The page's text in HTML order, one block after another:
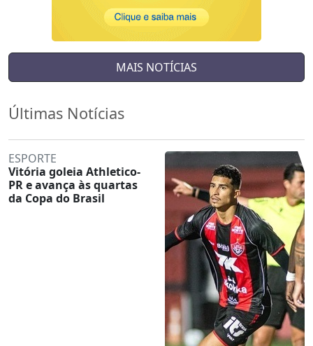
MAIS NOTÍCIAS
Últimas Notícias
ESPORTE
Vitória goleia Athletico-
PR e avança às quartas
da Copa do Brasil